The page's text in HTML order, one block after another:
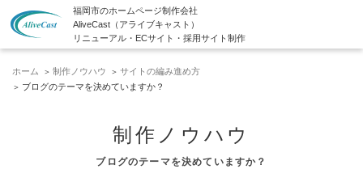
福岡市のホームページ制作会社
AliveCast（アライブキャスト）
リニューアル・ECサイト・採用サイト制作
ホーム 制作ノウハウ
サイトの編み進め方
ブログのテーマを決めていますか？
制作ノウハウ
ブログのテーマを決めていますか？